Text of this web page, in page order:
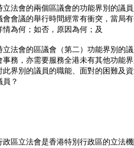
立法會的兩個區議會的功能界別的議
會會議的舉行時間經常有衝突，當局
情為何；如否，原因為何；及
立法會的區議會（第二）功能界別的
事務，亦需要服務全港未有其他功能
此界別的議員的職能、面對的困難及
員？
立法會是香港特別行政區的立法機